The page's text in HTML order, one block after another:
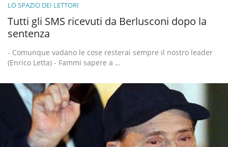
LO SPAZIO DEI LETTORI
Tutti gli SMS ricevuti da Berlusconi dopo la
sentenza
- Comunque vadano le cose resterai sempre il nostro leader
(Enrico Letta) - Fammi sapere a …